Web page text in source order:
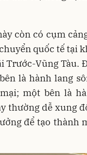
còn có cụm
quốc tế tại
Trước-Vũng Tàu.
là hành lang
một bên là
thường dễ xung
để tạo thành